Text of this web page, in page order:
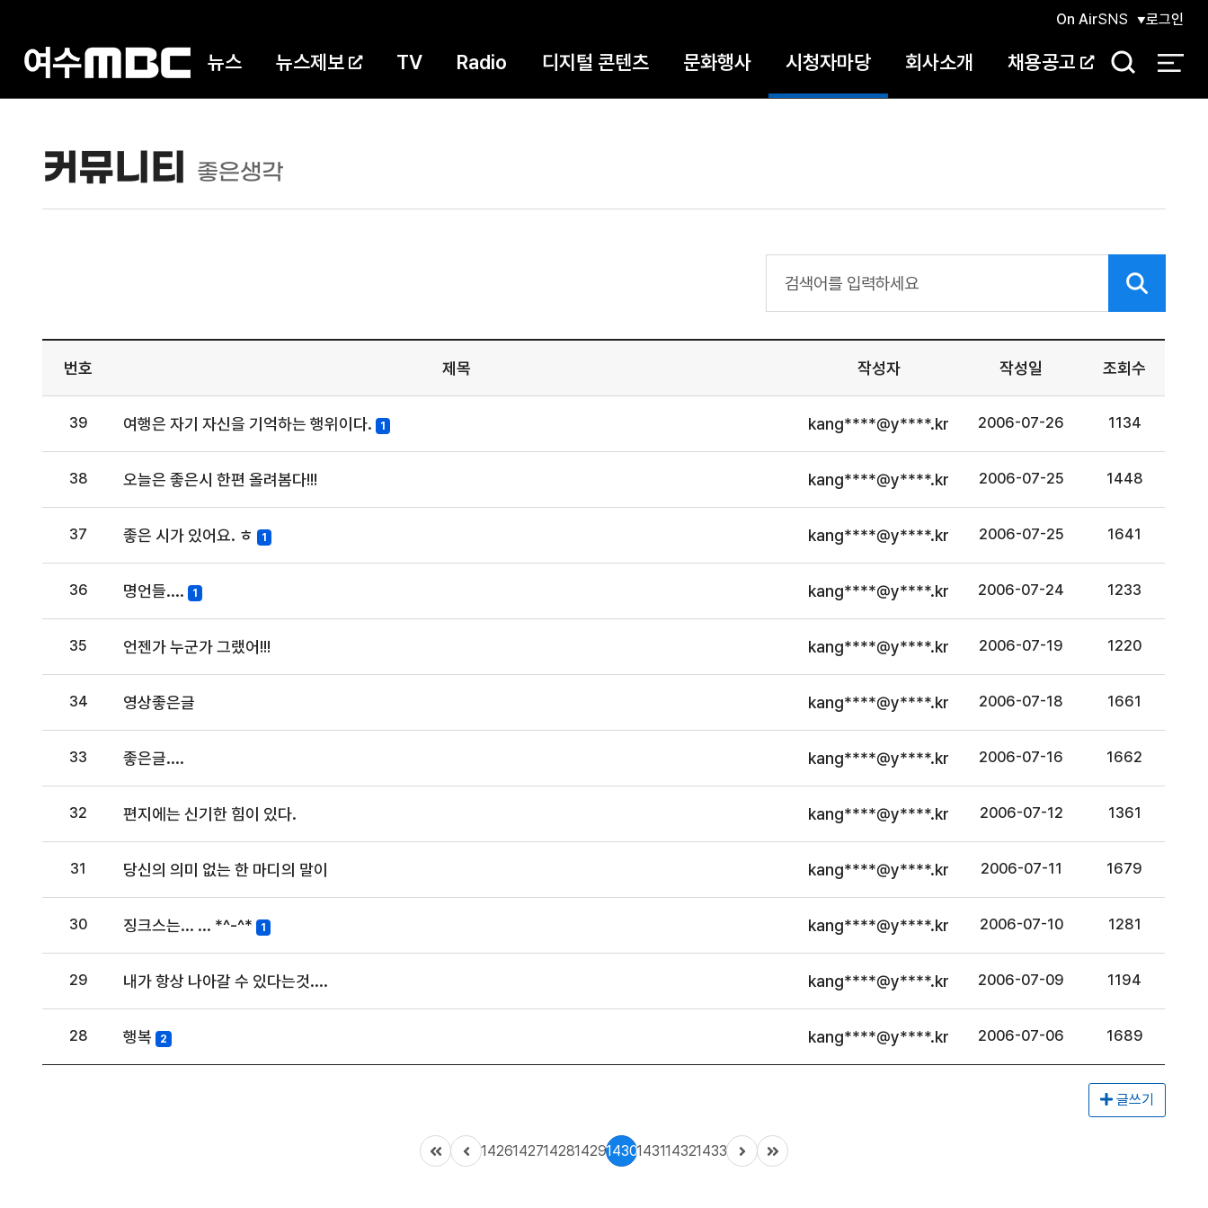
뉴스 뉴스제보 TV Radio 디지털 콘텐츠 문화행사 시청자마당 회사소개 채용공고
On AirSNS 로그인
검
커뮤니티 좋은생각
번호 제목 작성자 작성일 조회수
39 여행은 자기 자신을 기억하는 행위이다. 1 kang****@y****.kr 2006-07-26 1134
38 오늘은 좋은시 한편 올려봄다!!! kang****@y****.kr 2006-07-25 1448
37 좋은 시가 있어요. ㅎ 1 kang****@y****.kr 2006-07-25 1641
36 명언들.... 1 kang****@y****.kr 2006-07-24 1233
35 언젠가 누군가 그랬어!!! kang****@y****.kr 2006-07-19 1220
34 영상좋은글 kang****@y****.kr 2006-07-18 1661
33 좋은글.... kang****@y****.kr 2006-07-16 1662
32 편지에는 신기한 힘이 있다. kang****@y****.kr 2006-07-12 1361
31 당신의 의미 없는 한 마디의 말이 kang****@y****.kr 2006-07-11 1679
30 징크스는... ... *^-^* 1 kang****@y****.kr 2006-07-10 1281
29 내가 항상 나아갈 수 있다는것.... kang****@y****.kr 2006-07-09 1194
28 행복 2 kang****@y****.kr 2006-07-06 1689
글쓰기
14261427142814291430143114321433